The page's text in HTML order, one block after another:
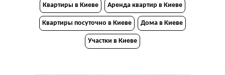
Квартиры в Киеве Аренда квартир в Киеве
Квартиры посуточно в Киеве Дома в Киеве
Участки в Киеве